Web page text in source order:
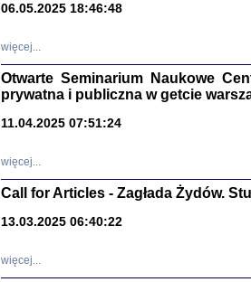
06.05.2025 18:46:48
więcej...
Otwarte Seminarium Naukowe
prywatna i publiczna w getcie
11.04.2025 07:51:24
więcej...
Call for Articles - Zagłada Żydów.
13.03.2025 06:40:22
więcej...